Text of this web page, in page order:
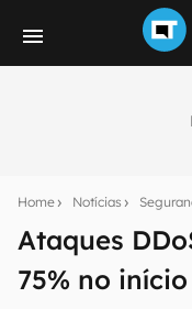
Home Notícias
Ataques
75% no
notícias e reviews
E-mail